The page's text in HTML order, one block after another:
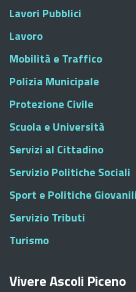
Lavori Pubblici
Lavoro
Mobilità e Traffico
Polizia Municipale
Protezione Civile
Scuola e Università
Servizi al Cittadino
Servizio Politiche Sociali
Sport e Politiche Giovanili
Servizio Tributi
Turismo
Vivere Ascoli Piceno